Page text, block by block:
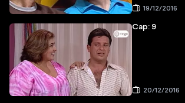
19/12/2016
Cap: 9
20/12/2016